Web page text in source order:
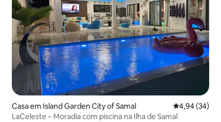
Casa em Island Garden City of Samal Classificação
4,94 (34)
LaCeleste – Moradia com piscina na Ilha de Samal